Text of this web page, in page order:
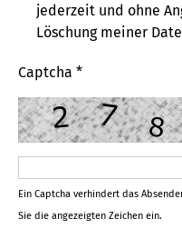
jederzeit und ohne
Löschung meiner
Captcha *
Ein Captcha verhindert das
Sie die angezeigten Zeichen ein.